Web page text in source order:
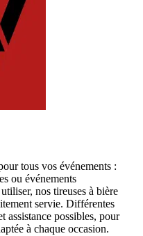
tous vos événements :
ou événements
nos tireuses à bière
servie. Différentes
assistance possibles, pour
à chaque occasion.